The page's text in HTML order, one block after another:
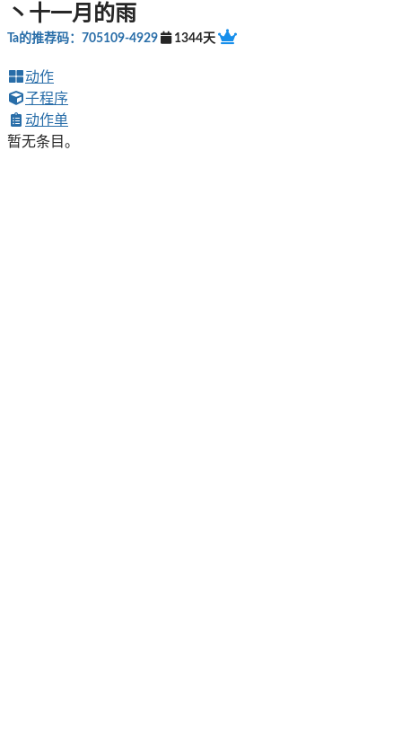
丶十一月的雨
Ta的推荐码：705109-4929 1344天
动作
子程序
动作单
暂无条目。